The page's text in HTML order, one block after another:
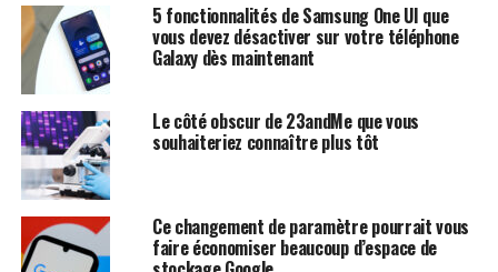
5 fonctionnalités de Samsung One UI que
vous devez désactiver sur votre téléphone
Galaxy dès maintenant
Le côté obscur de 23andMe que vous
souhaiteriez connaître plus tôt
Ce changement de paramètre pourrait vous
faire économiser beaucoup d’espace de